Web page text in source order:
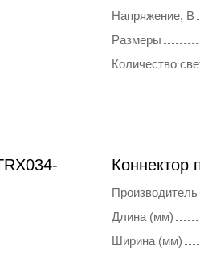
Напряжение, В
Размеры
Количество
Коннектор
Производитель
Длина (мм)
Ширина (мм)